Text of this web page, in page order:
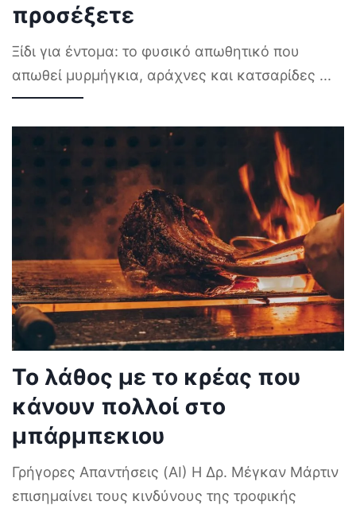
προσέξετε
Ξίδι για έντομα: το φυσικό απωθητικό που
απωθεί μυρμήγκια, αράχνες και κατσαρίδες ...
Το λάθος με το κρέας που
κάνουν πολλοί στο
μπάρμπεκιου
Γρήγορες Απαντήσεις (AI) Η Δρ. Μέγκαν Μάρτιν
επισημαίνει τους κινδύνους της τροφικής